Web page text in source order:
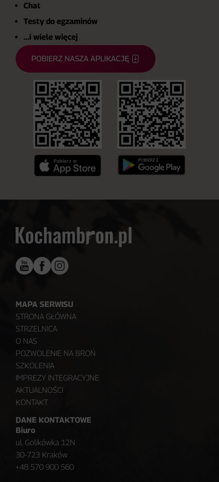
Chat
Testy do egzaminów
...i wiele więcej
POBIERZ NASZA APLIKACJĘ
MAPA SERWISU
STRONA GŁÓWNA
STRZELNICA
O NAS
POZWOLENIE NA BROŃ
SZKOLENIA
IMPREZY INTEGRACYJNE
AKTUALNOŚCI
KONTAKT
DANE KONTAKTOWE
Biuro
ul. Golikówka 12N
30-723 Kraków
+48 570 900 560